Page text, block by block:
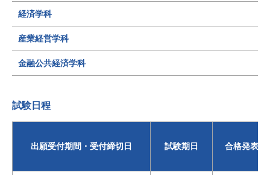
経済学科
産業経営学科
金融公共経済学科
試験日程
出願受付期間・受付締切日 試験期日 合格発表日